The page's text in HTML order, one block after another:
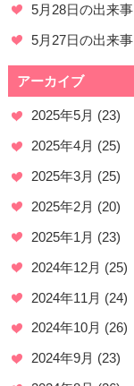
5月28日の出来事
5月27日の出来事
アーカイブ
2025年5月 (23)
2025年4月 (25)
2025年3月 (25)
2025年2月 (20)
2025年1月 (23)
2024年12月 (25)
2024年11月 (24)
2024年10月 (26)
2024年9月 (23)